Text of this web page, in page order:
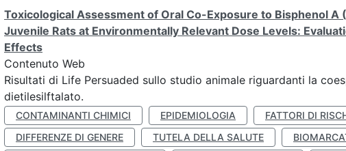
Toxicological Assessment of Oral Co-Exposure to Bisphenol A
Juvenile Rats at Environmentally Relevant Dose Levels:
Effects
Contenuto Web
Risultati di Life Persuaded sullo studio animale riguardanti la
dietilesilftalato.
CONTAMINANTI CHIMICI EPIDEMIOLOGIA FATTORI DI
DIFFERENZE DI GENERE
TUTELA DELLA SALUTE